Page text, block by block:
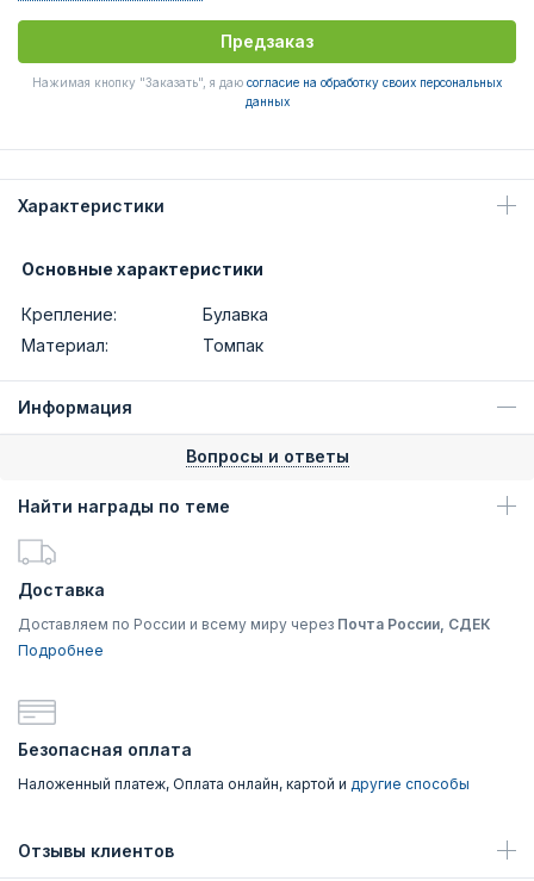
Предзаказ
Нажимая кнопку "Заказать", я даю согласие на обработку своих персональных
данных
Характеристики
Основные характеристики
Крепление:
Булавка
Материал:
Томпак
Информация
Вопросы и ответы
Найти награды по теме
Доставка
Доставляем по России и всему миру через Почта России, СДЕК
Подробнее
Безопасная оплата
Наложенный платеж, Оплата онлайн, картой и другие способы
Отзывы клиентов